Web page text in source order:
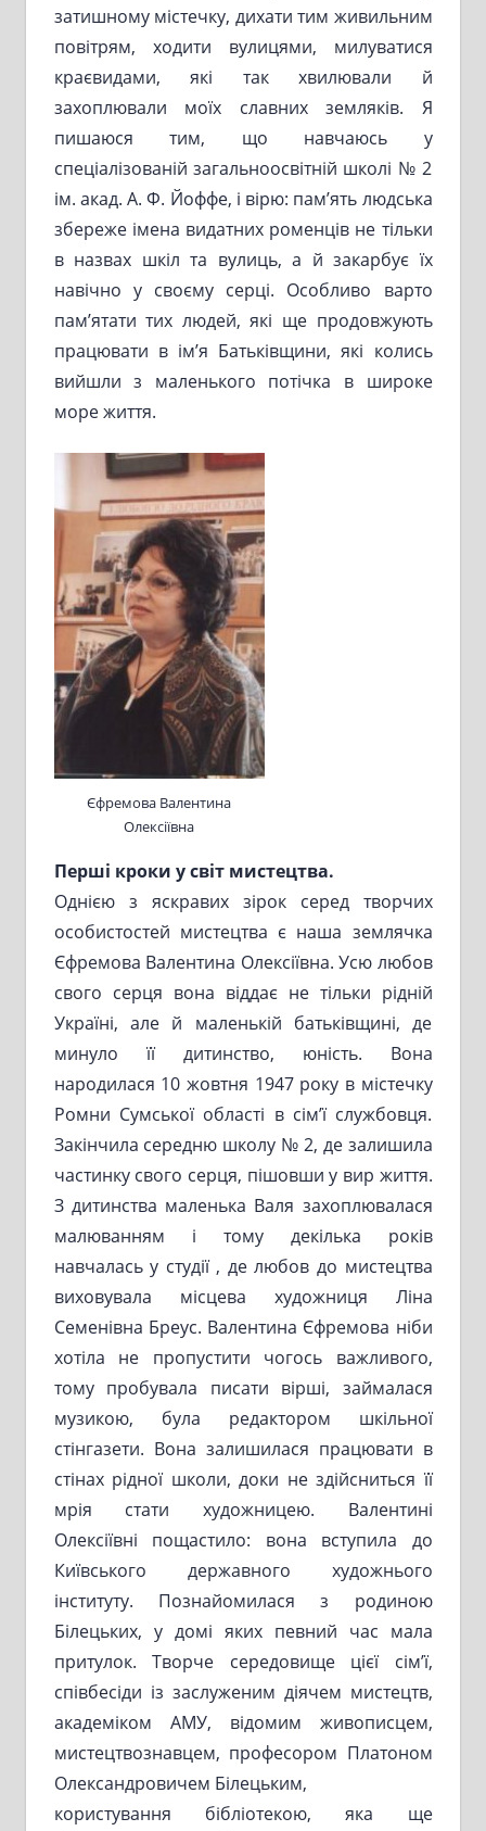
затишному містечку, дихати тим живильним
повітрям, ходити вулицями, милуватися
краєвидами, які так хвилювали й
захоплювали моїх славних земляків. Я
пишаюся тим, що навчаюсь у
спеціалізованій загальноосвітній школі № 2
ім. акад. А. Ф. Йоффе, і вірю: пам’ять людська
збереже імена видатних роменців не тільки
в назвах шкіл та вулиць, а й закарбує їх
навічно у своєму серці. Особливо варто
пам’ятати тих людей, які ще продовжують
працювати в ім’я Батьківщини, які колись
вийшли з маленького потічка в широке
море життя.
Єфремова Валентина
Олексіївна
Перші кроки у світ мистецтва.
Однією з яскравих зірок серед творчих
особистостей мистецтва є наша землячка
Єфремова Валентина Олексіївна. Усю любов
свого серця вона віддає не тільки рідній
Україні, але й маленькій батьківщині, де
минуло її дитинство, юність. Вона
народилася 10 жовтня 1947 року в містечку
Ромни Сумської області в сім’ї службовця.
Закінчила середню школу № 2, де залишила
частинку свого серця, пішовши у вир життя.
З дитинства маленька Валя захоплювалася
малюванням і тому декілька років
навчалась у студії , де любов до мистецтва
виховувала місцева художниця Ліна
Семенівна Бреус. Валентина Єфремова ніби
хотіла не пропустити чогось важливого,
тому пробувала писати вірші, займалася
музикою, була редактором шкільної
стінгазети. Вона залишилася працювати в
стінах рідної школи, доки не здійсниться її
мрія стати художницею. Валентині
Олексіївні пощастило: вона вступила до
Київського державного художнього
інституту. Познайомилася з родиною
Білецьких, у домі яких певний час мала
притулок. Творче середовище цієї сім’ї,
співбесіди із заслуженим діячем мистецтв,
академіком АМУ, відомим живописцем,
мистецтвознавцем, професором Платоном
Олександровичем Білецьким,
користування бібліотекою, яка ще